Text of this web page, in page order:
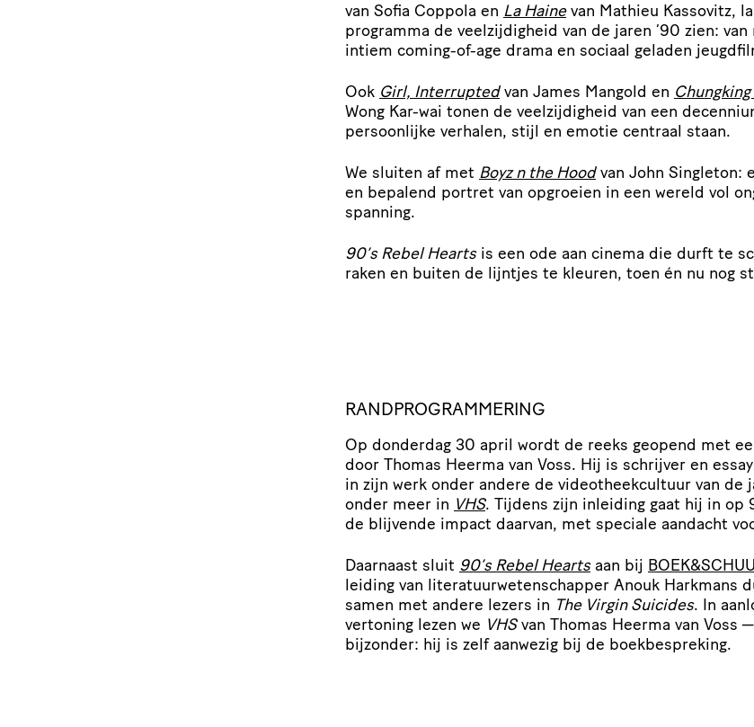
van Sofia Coppola en La Hainevan Mathieu Kassovitz,
programma de veel­zij­dig­heid van de jaren ’90 zien:
intiem coming-of-age drama en sociaal geladen
Ook Girl, Interruptedvan James Mangold en
Wong Kar-wai tonen de veel­zij­dig­heid van een
persoon­lijke verhalen, stijl en emotie centraal staan.
We sluiten af met Boyz n the Hoodvan John Singleton:
en bepalend portret van opgroeien in een wereld vol
spanning.
90’s Rebel Heartsis een ode aan cinema die durft te
raken en buiten de lijntjes te kleuren, toen én nu nog
RAND­PRO­GRAM­ME­RING
Op donderdag 30 april wordt de reeks geopend met
door Thomas Heerma van Voss. Hij is schrijver en
in zijn werk onder andere de vide­o­theek­cul­tuur van de
onder meer in VHS. Tijdens zijn inleiding gaat hij in op
de blijvende impact daarvan, met speciale aandacht
Daarnaast sluit 90’s Rebel Heartsaan bij BOEK&
leiding van lite­ra­tuur­we­ten­schapper Anouk Harkmans
samen met andere lezers in The Virgin Suicides. In
vertoning lezen we VHSvan Thomas Heerma van Voss
bijzonder: hij is zelf aanwezig bij de boekbespreking.